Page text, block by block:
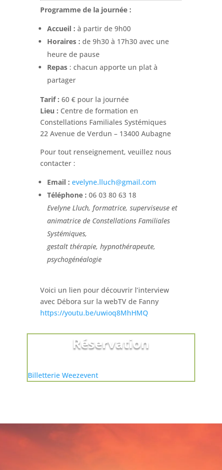
Programme de la journée :
Accueil : à partir de 9h00
Horaires : de 9h30 à 17h30 avec une
heure de pause
Repas: chacun apporte un plat à
partager
Tarif : 60 € pour la journée
Lieu : Centre de formation en
Constellations Familiales Systémiques
22 Avenue de Verdun – 13400 Aubagne
Pour tout renseignement, veuillez nous
contacter :
Email : evelyne.lluch@gmail.com
Téléphone : 06 03 80 63 18
Evelyne Lluch, formatrice, superviseuse et
animatrice de Constellations Familiales
Systémiques,
gestalt thérapie, hypnothérapeute,
psychogénéalogie
Voici un lien pour découvrir l’interview
avec Débora sur la webTV de Fanny
https://youtu.be/uwioq8MhHMQ
Réservation
Billetterie Weezevent